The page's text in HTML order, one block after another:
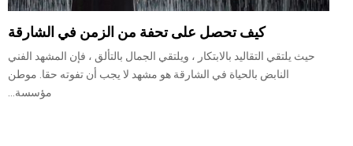
كيف تحصل على تحفة من الزمن في الشارقة
حيث يلتقي التقاليد بالابتكار ، ويلتقي الجمال بالتألق ، فإن المشهد الفني
النابض بالحياة في الشارقة هو مشهد لا يجب أن تفوته حقا. موطن
مؤسسة...